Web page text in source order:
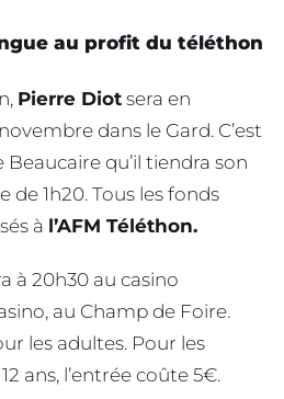
au profit du téléthon
Pierre Diot sera en
dans le Gard. C’est
qu’il tiendra son
de 1h20. Tous les fonds
à l’AFM Téléthon.
à 20h30 au casino
au Champ de Foire.
les adultes. Pour les
ans, l’entrée coûte 5€.